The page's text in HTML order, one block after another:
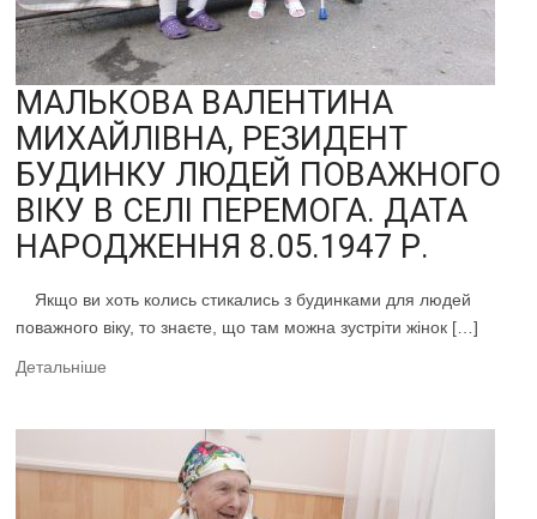
МАЛЬКОВА ВАЛЕНТИНА
МИХАЙЛІВНА, РЕЗИДЕНТ
БУДИНКУ ЛЮДЕЙ ПОВАЖНОГО
ВІКУ В СЕЛІ ПЕРЕМОГА. ДАТА
НАРОДЖЕННЯ 8.05.1947 Р.
Якщо ви хоть колись стикались з будинками для людей
поважного віку, то знаєте, що там можна зустріти жінок […]
Детальніше